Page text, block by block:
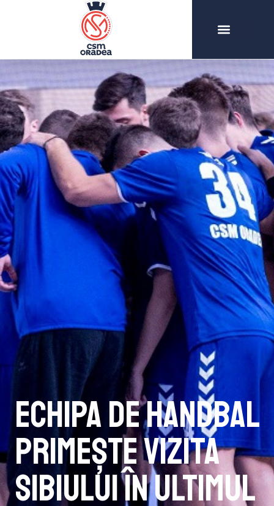
Echipa de handbal
primește vizita
Sibiului în ultimul